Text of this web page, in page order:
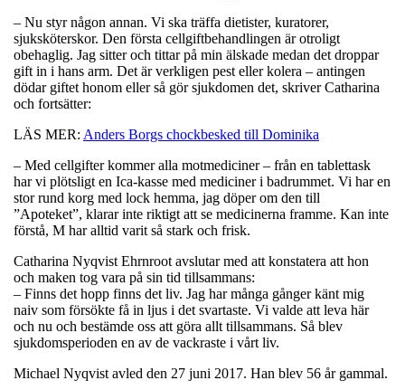
– Nu styr någon annan. Vi ska träffa dietister, kuratorer,
sjuksköterskor. Den första cellgiftbehandlingen är otroligt
obehaglig. Jag sitter och tittar på min älskade medan det droppar
gift in i hans arm. Det är verkligen pest eller kolera – antingen
dödar giftet honom eller så gör sjukdomen det, skriver Catharina
och fortsätter:
LÄS MER: Anders Borgs chockbesked till Dominika
– Med cellgifter kommer alla motmediciner – från en tablettask
har vi plötsligt en Ica-kasse med mediciner i badrummet. Vi har en
stor rund korg med lock hemma, jag döper om den till
”Apoteket”, klarar inte riktigt att se medicinerna framme. Kan inte
förstå, M har alltid varit så stark och frisk.
Catharina Nyqvist Ehrnroot avslutar med att konstatera att hon
och maken tog vara på sin tid tillsammans:
– Finns det hopp finns det liv. Jag har många gånger känt mig
naiv som försökte få in ljus i det svartaste. Vi valde att leva här
och nu och bestämde oss att göra allt tillsammans. Så blev
sjukdomsperioden en av de vackraste i vårt liv.
Michael Nyqvist avled den 27 juni 2017. Han blev 56 år gammal.